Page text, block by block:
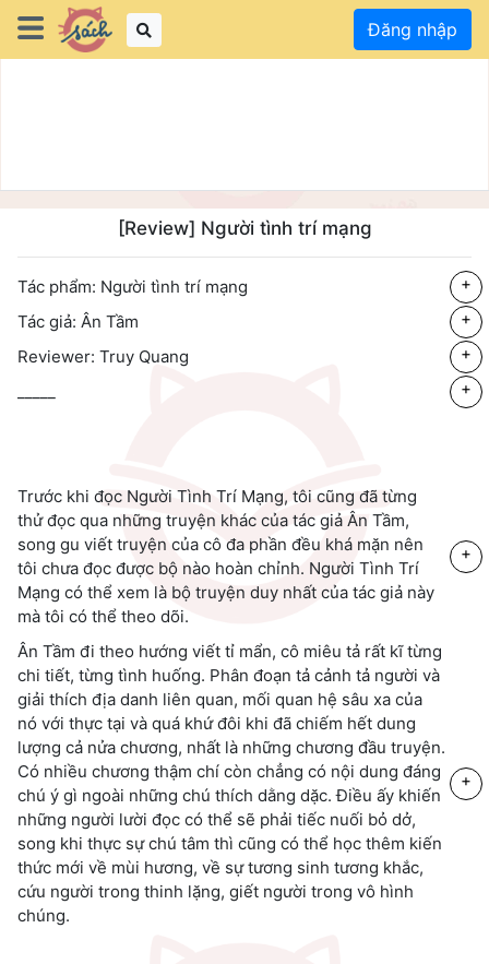
Đăng nhập
[Review] Người tình trí mạng
Tác phẩm: Người tình trí mạng
+
Tác giả: Ân Tầm
+
Reviewer: Truy Quang
+
+
Trước khi đọc Người Tình Trí Mạng, tôi cũng đã từng
thử đọc qua những truyện khác của tác giả Ân Tầm,
song gu viết truyện của cô đa phần đều khá mặn nên
tôi chưa đọc được bộ nào hoàn chỉnh. Người Tình Trí
Mạng có thể xem là bộ truyện duy nhất của tác giả này
mà tôi có thể theo dõi.
+
Ân Tầm đi theo hướng viết tỉ mẩn, cô miêu tả rất kĩ từng
chi tiết, từng tình huống. Phân đoạn tả cảnh tả người và
giải thích địa danh liên quan, mối quan hệ sâu xa của
nó với thực tại và quá khứ đôi khi đã chiếm hết dung
lượng cả nửa chương, nhất là những chương đầu truyện.
Có nhiều chương thậm chí còn chẳng có nội dung đáng
chú ý gì ngoài những chú thích dằng dặc. Điều ấy khiến
những người lười đọc có thể sẽ phải tiếc nuối bỏ dở,
song khi thực sự chú tâm thì cũng có thể học thêm kiến
thức mới về mùi hương, về sự tương sinh tương khắc,
cứu người trong thinh lặng, giết người trong vô hình
chúng.
+